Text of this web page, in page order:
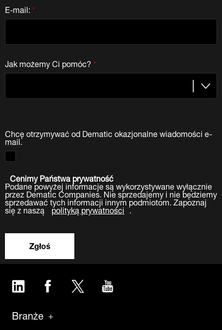
*
E-mail:
*
Jak możemy Ci pomóc?
Chcę otrzymywać od Dematic okazjonalne wiadomości e-
mail.
Cenimy Państwa prywatność
Podane powyżej informacje są wykorzystywane wyłącznie
przez Dematic Companies. Nie sprzedajemy i nie będziemy
sprzedawać tych informacji innym podmiotom. Zapoznaj
się z naszą polityką prywatności .
Zgłoś
LinkedIn Facebook Twitter
Branże